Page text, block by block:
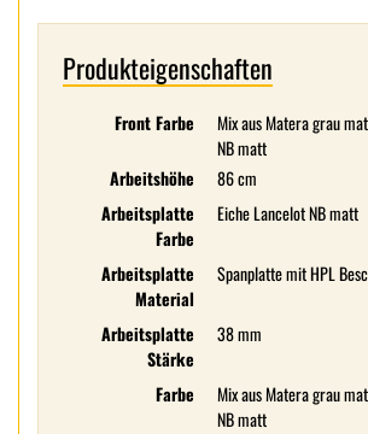
Produkteigenschaften
Front Farbe
Mix aus Matera grau
NB matt
Arbeitshöhe
86 cm
Arbeitsplatte
Farbe
Eiche Lancelot NB matt
Arbeitsplatte
Material
Spanplatte mit HPL
Arbeitsplatte
Stärke
38 mm
Farbe
Mix aus Matera grau
NB matt